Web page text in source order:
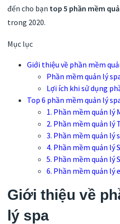
đến cho bạn top 5 phần mềm
trong 2020.
Mục lục
Giới thiệu về phần mềm
Phần mềm quản lý
Lợi ích khi sử dụng
Top 6 phần mềm quản lý
1. Phần mềm quản lý
2. Phần mềm quản lý
3. Phần mềm quản lý
4. Phần mềm quản lý
5. Phần mềm quản lý
6. Phần mềm quản lý
Giới thiệu về
lý spa